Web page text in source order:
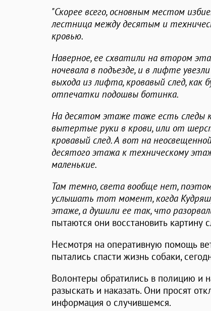
"Скорее всего, основным местом
лестница между десятым и
кровью.
Наверное, ее схватили на втором
ночевала в подъезде, и в лифте
выхода из лифта, кровавый след,
отпечатки подошвы ботинка.
На десятом этаже тоже есть следы
вытертые руки в крови, или от
кровавый след. А вот на
десятого этажа к техническому
маленькие.
Там темно, света вообще нет,
услышать тот момент, когда
этаже, а душили ее так, что
пытаются они восстановить картину
Несмотря на оперативную помощь
пытались спасти жизнь собаки,
Волонтеры обратились в полицию и
разыскать и наказать. Они просят
информация о случившемся.